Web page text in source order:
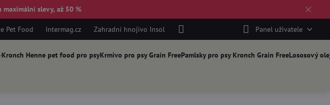
✕
slevy, až 50 %
Pet Food Intermag.cz Zahradní hnojivo Insol Panel uživatele
Kronch Henne pet food pro psyKrmivo pro psy Grain FreePamlsky pro psy Kronch Grain FreeLososový